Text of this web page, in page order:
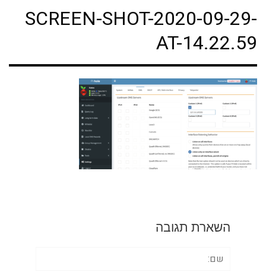
SCREEN-SHOT-2020-09-29-
AT-14.22.59
השארת תגובה